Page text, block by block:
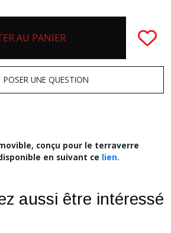
AU PANIER
UNE QUESTION
conçu pour le terraverre
en suivant ce lien.
aussi être intéressé